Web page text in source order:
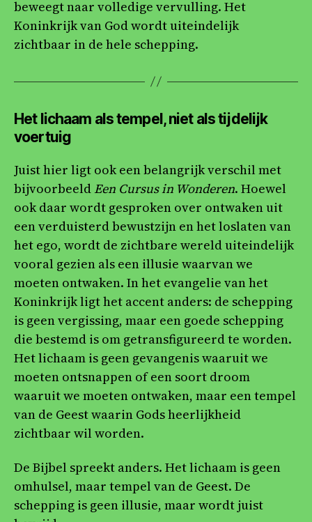
beweegt naar volledige vervulling. Het
Koninkrijk van God wordt uiteindelijk
zichtbaar in de hele schepping.
Het lichaam als tempel, niet als tijdelijk
voertuig
Juist hier ligt ook een belangrijk verschil met
bijvoorbeeld Een Cursus in Wonderen. Hoewel
ook daar wordt gesproken over ontwaken uit
een verduisterd bewustzijn en het loslaten van
het ego, wordt de zichtbare wereld uiteindelijk
vooral gezien als een illusie waarvan we
moeten ontwaken. In het evangelie van het
Koninkrijk ligt het accent anders: de schepping
is geen vergissing, maar een goede schepping
die bestemd is om getransfigureerd te worden.
Het lichaam is geen gevangenis waaruit we
moeten ontsnappen of een soort droom
waaruit we moeten ontwaken, maar een tempel
van de Geest waarin Gods heerlijkheid
zichtbaar wil worden.
De Bijbel spreekt anders. Het lichaam is geen
omhulsel, maar tempel van de Geest. De
schepping is geen illusie, maar wordt juist